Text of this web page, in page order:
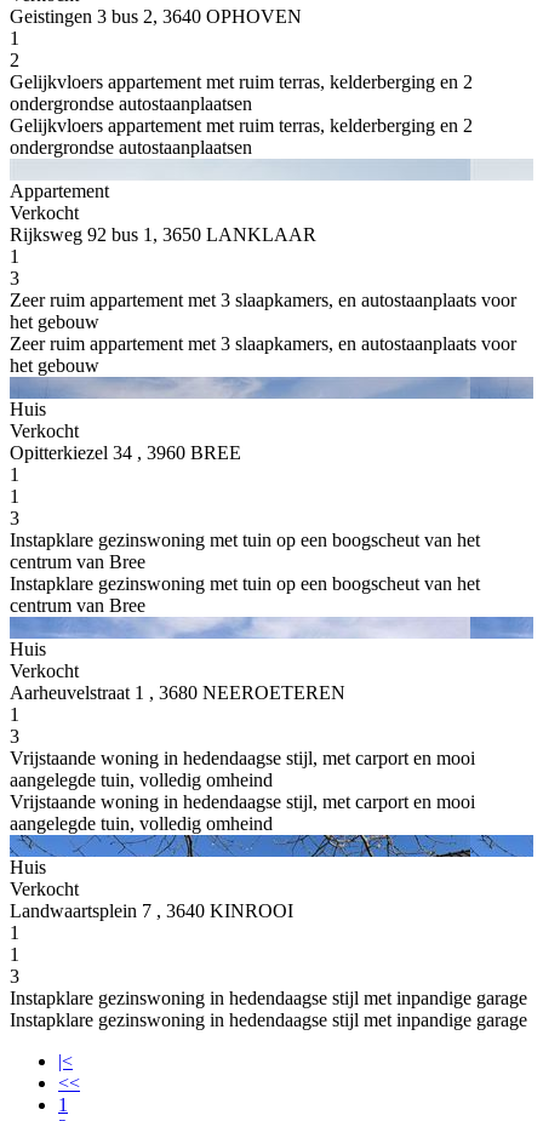
Geistingen 3 bus 2, 3640 OPHOVEN
1
2
Gelijkvloers appartement met ruim terras, kelderberging en 2
ondergrondse autostaanplaatsen
Gelijkvloers appartement met ruim terras, kelderberging en 2
ondergrondse autostaanplaatsen
Appartement
Verkocht
Rijksweg 92 bus 1, 3650 LANKLAAR
1
3
Zeer ruim appartement met 3 slaapkamers, en autostaanplaats voor
het gebouw
Zeer ruim appartement met 3 slaapkamers, en autostaanplaats voor
het gebouw
Huis
Verkocht
Opitterkiezel 34 , 3960 BREE
1
1
3
Instapklare gezinswoning met tuin op een boogscheut van het
centrum van Bree
Instapklare gezinswoning met tuin op een boogscheut van het
centrum van Bree
Huis
Verkocht
Aarheuvelstraat 1 , 3680 NEEROETEREN
1
3
Vrijstaande woning in hedendaagse stijl, met carport en mooi
aangelegde tuin, volledig omheind
Vrijstaande woning in hedendaagse stijl, met carport en mooi
aangelegde tuin, volledig omheind
Huis
Verkocht
Landwaartsplein 7 , 3640 KINROOI
1
1
3
Instapklare gezinswoning in hedendaagse stijl met inpandige garage
Instapklare gezinswoning in hedendaagse stijl met inpandige garage
|<
<<
1